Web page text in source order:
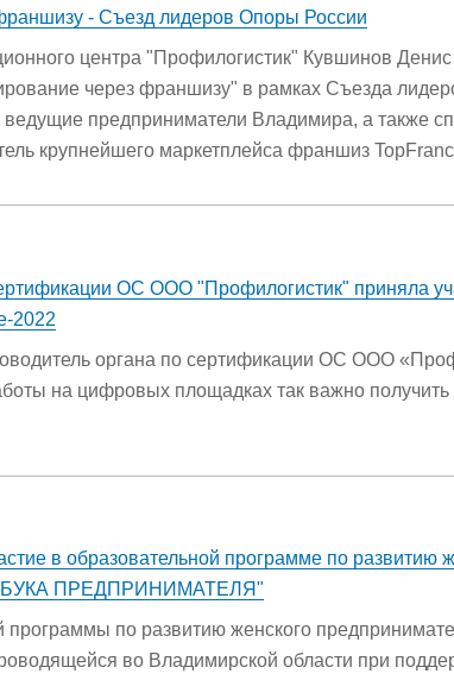
- Съезд лидеров Опоры России
центра "Профилогистик" Кувшинов
через франшизу" в рамках Съезда
ведущие предприниматели Владимира, а также
крупнейшего маркетплейса франшиз
ОС ООО "Профилогистик" приняла
2022
органа по сертификации ОС ООО
на цифровых площадках так важно получить
в образовательной программе по развитию
ПРЕДПРИНИМАТЕЛЯ"
программы по развитию женского
во Владимирской области при